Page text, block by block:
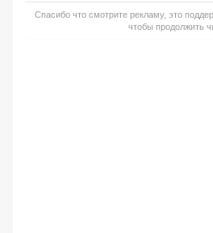
Спасибо что смотрите рекламу, это
чтобы продолжить